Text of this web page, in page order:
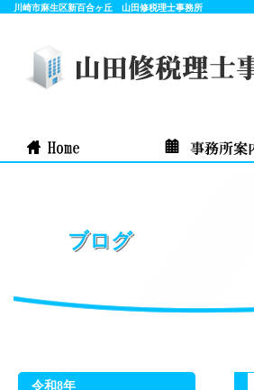
川崎市麻生区新百合ヶ丘 山田修税理士事務所
ブログ
令和8年